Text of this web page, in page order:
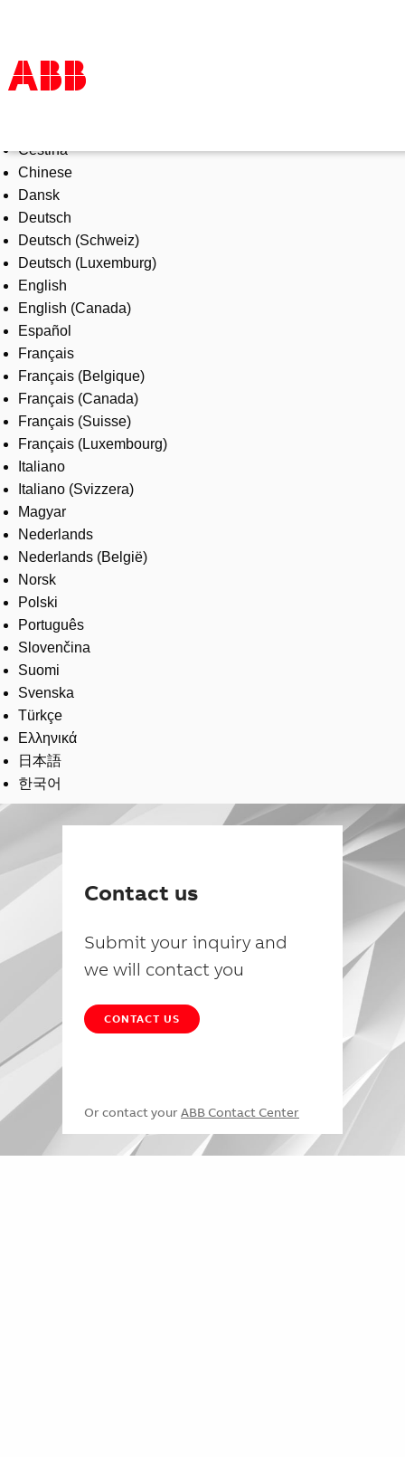
Products & Solutions
Industries
Services
About us
Where to buy
Contact us
Careers
Čeština
Chinese
Dansk
Deutsch
Deutsch (Schweiz)
Deutsch (Luxemburg)
English
English (Canada)
Español
Français
Français (Belgique)
Français (Canada)
Français (Suisse)
Français (Luxembourg)
Italiano
Italiano (Svizzera)
Magyar
Nederlands
Nederlands (België)
Norsk
Polski
Português
Slovenčina
Suomi
Svenska
Türkçe
Ελληνικά
日本語
한국어
Contact us
Submit your inquiry and
we will contact you
CONTACT US
Or contact your ABB Contact Center